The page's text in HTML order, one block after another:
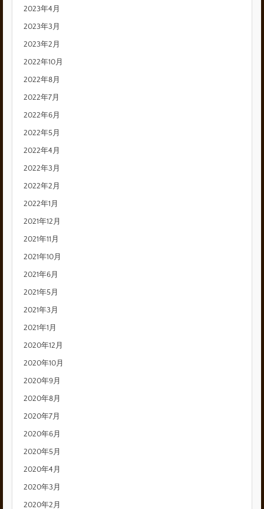
2023年4月
2023年3月
2023年2月
2022年10月
2022年8月
2022年7月
2022年6月
2022年5月
2022年4月
2022年3月
2022年2月
2022年1月
2021年12月
2021年11月
2021年10月
2021年6月
2021年5月
2021年3月
2021年1月
2020年12月
2020年10月
2020年9月
2020年8月
2020年7月
2020年6月
2020年5月
2020年4月
2020年3月
2020年2月